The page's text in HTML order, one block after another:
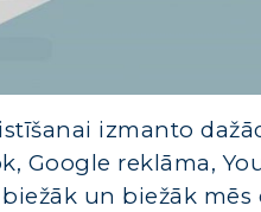
izmanto
Google reklāma,
un biežāk mēs